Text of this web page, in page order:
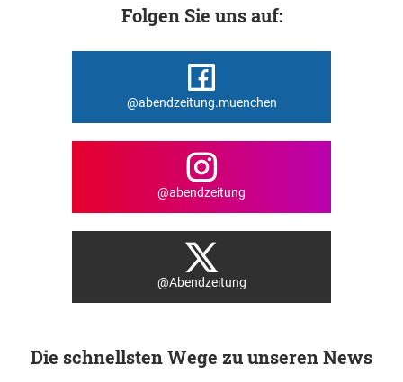
Folgen Sie uns auf:
@abendzeitung.muenchen
@abendzeitung
@Abendzeitung
Die schnellsten Wege zu unseren News